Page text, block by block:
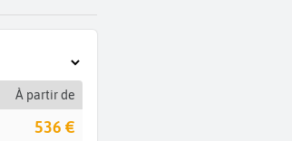
À partir de
536 €